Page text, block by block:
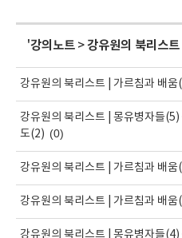
'강의노트 >강유원의 북리스
강유원의 북리스트 | 가르침과 배
강유원의 북리스트 | 몽유병자들
도(2) (0)
강유원의 북리스트 | 가르침과 배
강유원의 북리스트 | 가르침과 배
강유원의 북리스트 | 몽유병자들